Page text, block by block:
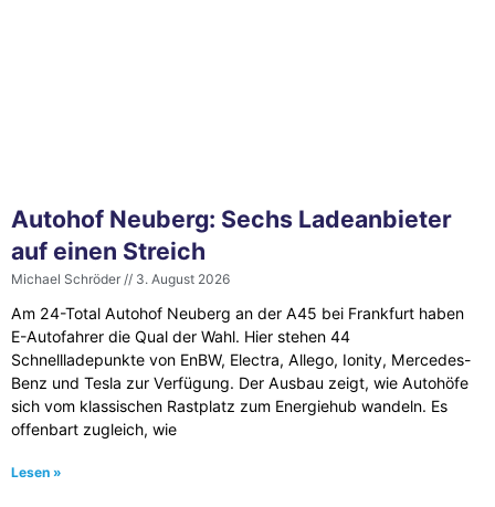
Autohof Neuberg: Sechs Ladeanbieter
auf einen Streich
Michael Schröder 3. August 2026
Am 24-Total Autohof Neuberg an der A45 bei Frankfurt haben
E-Autofahrer die Qual der Wahl. Hier stehen 44
Schnellladepunkte von EnBW, Electra, Allego, Ionity, Mercedes-
Benz und Tesla zur Verfügung. Der Ausbau zeigt, wie Autohöfe
sich vom klassischen Rastplatz zum Energiehub wandeln. Es
offenbart zugleich, wie
Lesen »